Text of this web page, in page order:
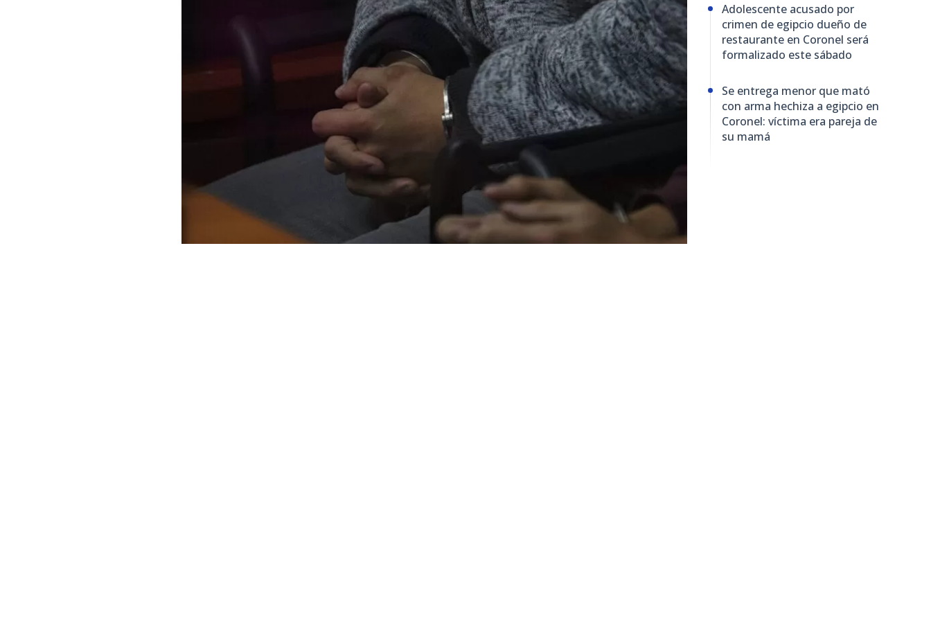
Adolescente acusado por
crimen de egipcio dueño de
restaurante en Coronel será
formalizado este sábado
Se entrega menor que mató
con arma hechiza a egipcio en
Coronel: víctima era pareja de
su mamá